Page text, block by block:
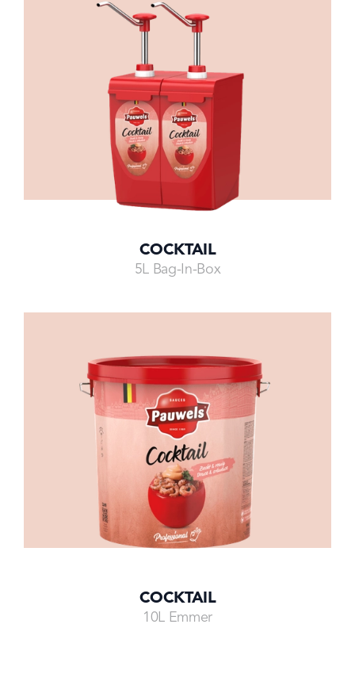
COCKTAIL
5L Bag-In-Box
COCKTAIL
10L Emmer